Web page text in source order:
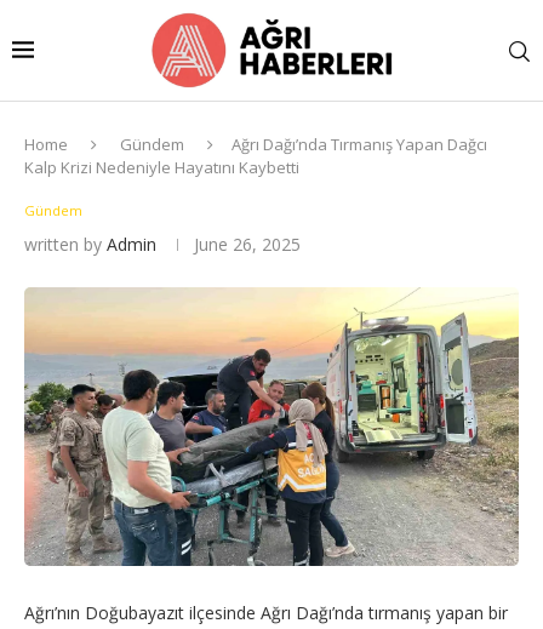
Home Gündem
Ağrı Dağı’nda Tırmanış Yapan Dağcı
Kalp Krizi Nedeniyle Hayatını Kaybetti
Gündem
written by Admin June 26, 2025
Ağrı’nın Doğubayazıt ilçesinde Ağrı Dağı’nda tırmanış yapan bir